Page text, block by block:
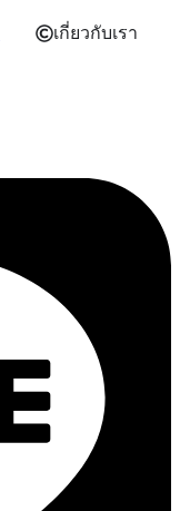
เกี่ยวกับเรา